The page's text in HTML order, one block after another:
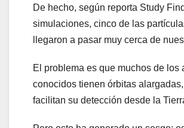
De hecho, según reporta Study
simulaciones, cinco de las
llegaron a pasar muy cerca de
El problema es que muchos de los
conocidos tienen órbitas
facilitan su detección desde la